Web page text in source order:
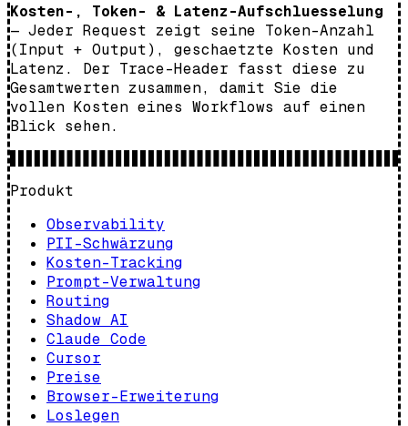
Kosten-, Token- & Latenz-Aufschluesselung
— Jeder Request zeigt seine Token-Anzahl
(Input + Output), geschaetzte Kosten und
Latenz. Der Trace-Header fasst diese zu
Gesamtwerten zusammen, damit Sie die
vollen Kosten eines Workflows auf einen
Blick sehen.
Produkt
Observability
PII-Schwärzung
Kosten-Tracking
Prompt-Verwaltung
Routing
Shadow AI
Claude Code
Cursor
Preise
Browser-Erweiterung
Loslegen